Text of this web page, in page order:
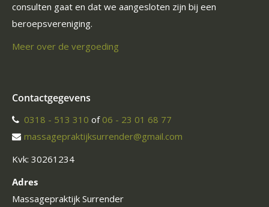
consulten gaat en dat we aangesloten zijn bij een
beroepsvereniging.
Meer over de vergoeding
Contactgegevens
0318 - 513 310 of 06 - 23 01 68 77
massagepraktijksurrender@gmail.com
Kvk: 30261234
Adres
Massagepraktijk Surrender